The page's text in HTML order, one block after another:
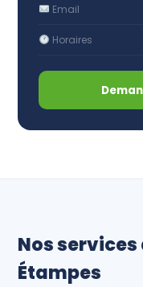
Email
Horaires
Nos
Étampes